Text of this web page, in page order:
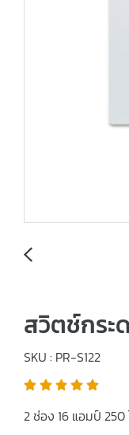
สวิตช์กระ
SKU : PR-S122
2 ช่อง 16 แอมป์ 250